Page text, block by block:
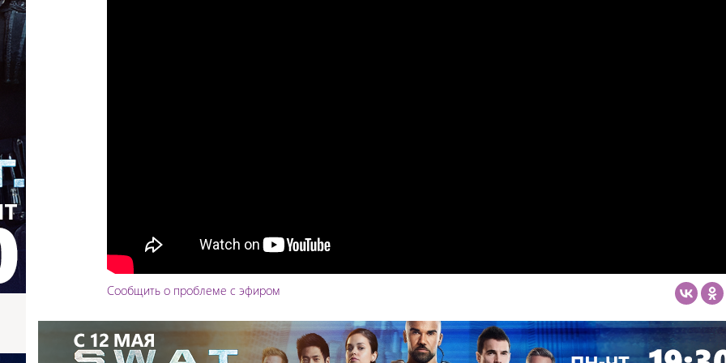
Сообщить о проблеме с эфиром